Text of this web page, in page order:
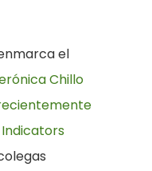
el
Chillo